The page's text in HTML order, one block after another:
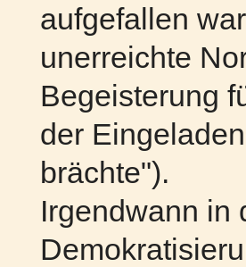
aufgefallen
unerreichte
Begeisterung
der
brächte").
Irgendwann in